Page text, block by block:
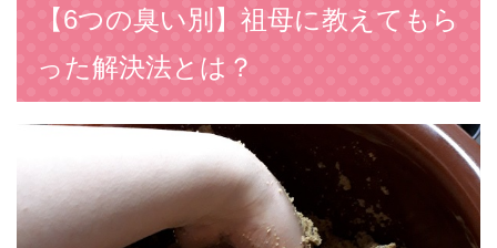
【6つの臭い別】祖母に教えてもら
った解決法とは？